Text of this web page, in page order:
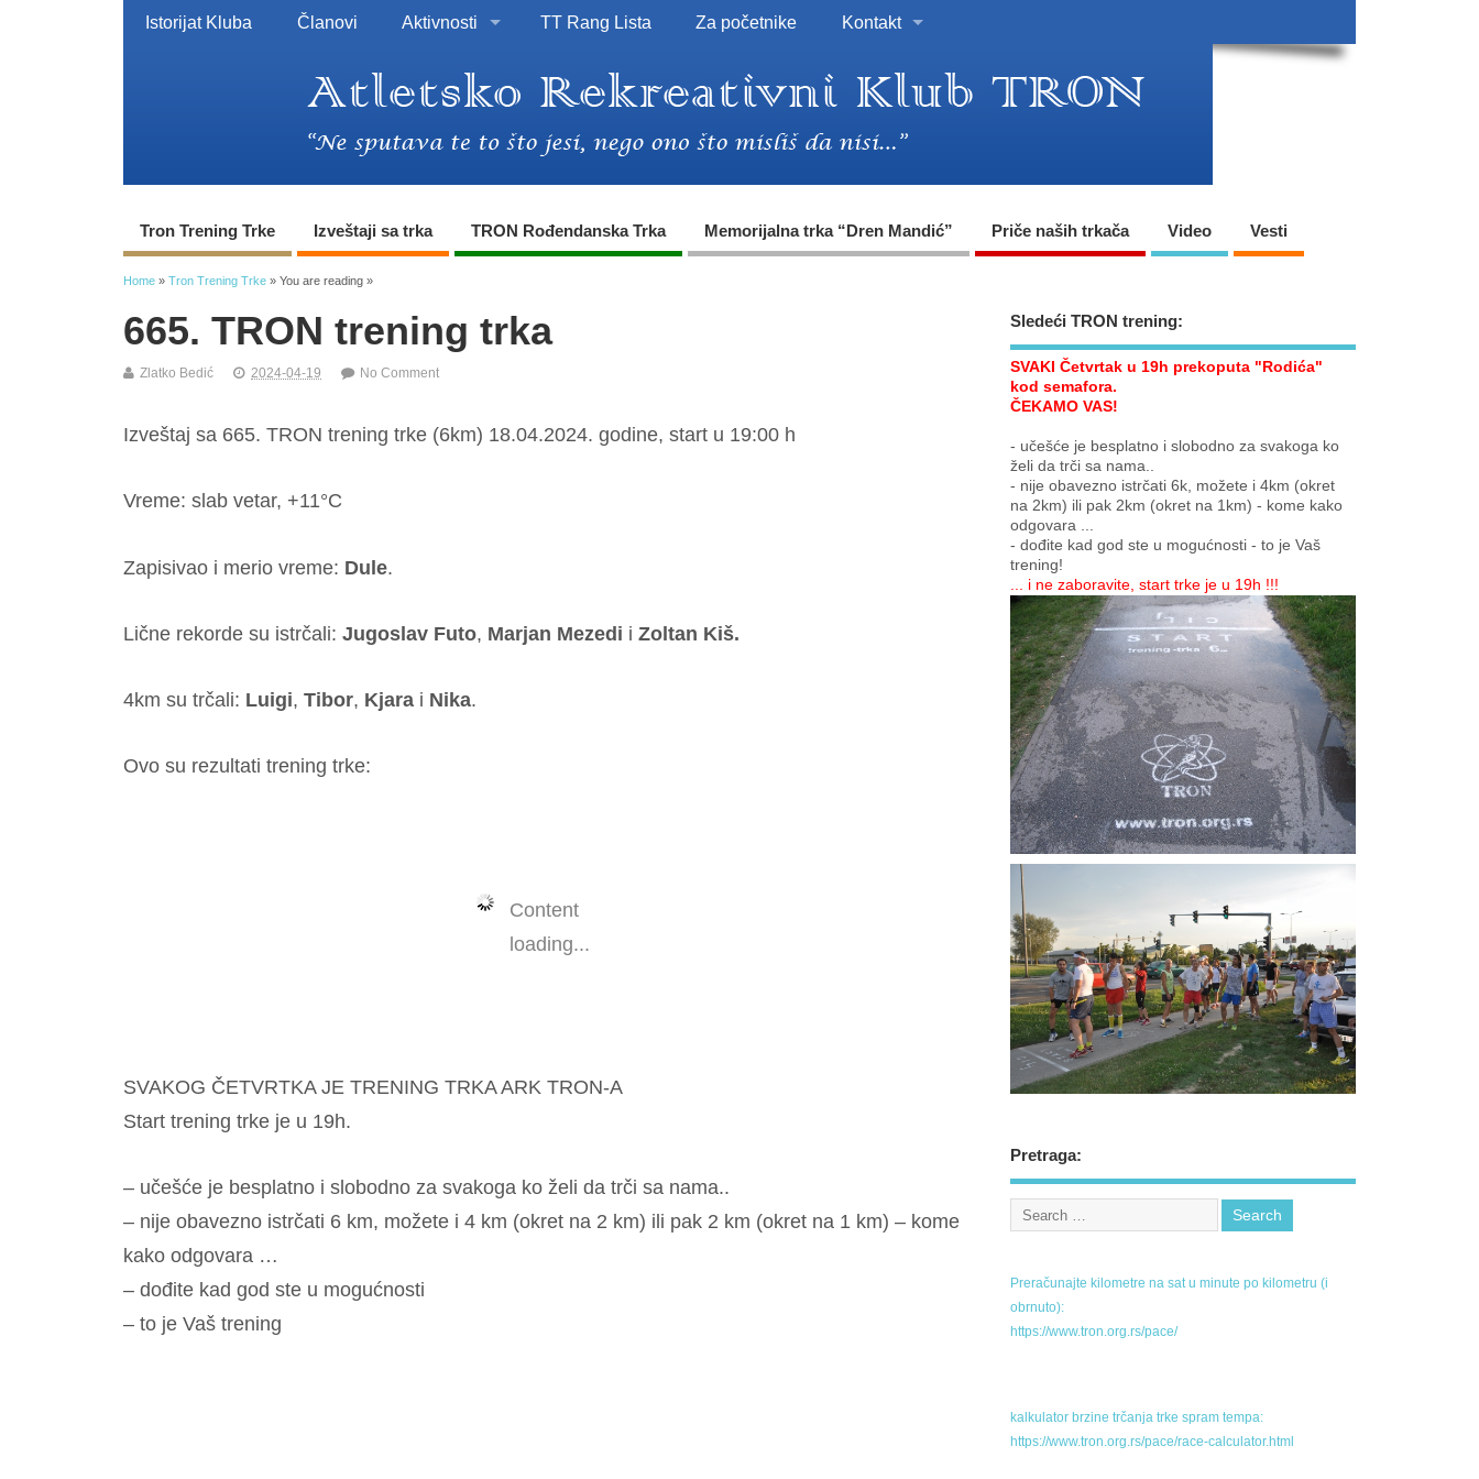
Istorijat Kluba Članovi Aktivnosti TT Rang Lista Za početnike Kontakt
Tron Trening Trke Izveštaji sa trka TRON Rođendanska Trka Memorijalna trka “Dren Mandić” Priče naših trkača Video Vesti
Home » Tron Trening Trke » You are reading »
665. TRON trening trka
Zlatko Bedić 2024-04-19 No Comment
Izveštaj sa 665. TRON trening trke (6km) 18.04.2024. godine, start u 19:00 h
Vreme: slab vetar, +11°C
Zapisivao i merio vreme: Dule.
Lične rekorde su istrčali: Jugoslav Futo, Marjan Mezedi i Zoltan Kiš.
4km su trčali: Luigi, Tibor, Kjara i Nika.
Ovo su rezultati trening trke:
Content
loading...
SVAKOG ČETVRTKA JE TRENING TRKA ARK TRON-A
Start trening trke je u 19h.
– učešće je besplatno i slobodno za svakoga ko želi da trči sa nama..
– nije obavezno istrčati 6 km, možete i 4 km (okret na 2 km) ili pak 2 km (okret na 1 km) – kome
kako odgovara …
– dođite kad god ste u mogućnosti
– to je Vaš trening
Sledeći TRON trening:
SVAKI Četvrtak u 19h prekoputa "Rodića"
kod semafora.
ČEKAMO VAS!
- učešće je besplatno i slobodno za svakoga ko
želi da trči sa nama..
- nije obavezno istrčati 6k, možete i 4km (okret
na 2km) ili pak 2km (okret na 1km) - kome kako
odgovara ...
- dođite kad god ste u mogućnosti - to je Vaš
trening!
... i ne zaboravite, start trke je u 19h !!!
Pretraga:
Preračunajte kilometre na sat u minute po kilometru (i
obrnuto):
https://www.tron.org.rs/pace/
kalkulator brzine trčanja trke spram tempa:
https://www.tron.org.rs/pace/race-calculator.html